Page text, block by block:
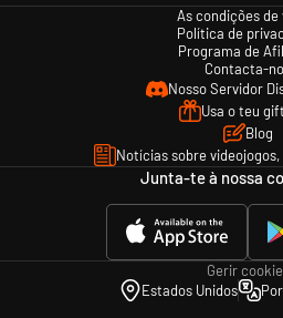
As condições de
Política de
Programa de
Contacta-
Nosso Servidor
Usa o teu
Blog
Notícias sobre videojogos,
Junta-te à nossa
Gerir
Estados Unidos